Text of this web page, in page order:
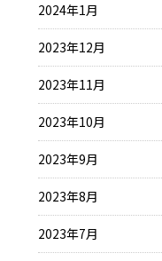
2024年1月
2023年12月
2023年11月
2023年10月
2023年9月
2023年8月
2023年7月